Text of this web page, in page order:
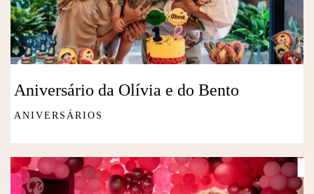
Aniversário da Olívia e do Bento
ANIVERSÁRIOS